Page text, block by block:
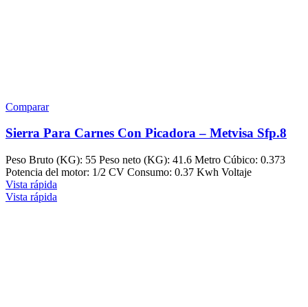
Comparar
Sierra Para Carnes Con Picadora – Metvisa Sfp.8
Peso Bruto (KG): 55 Peso neto (KG): 41.6 Metro Cúbico: 0.373
Potencia del motor: 1/2 CV Consumo: 0.37 Kwh Voltaje
Vista rápida
Vista rápida